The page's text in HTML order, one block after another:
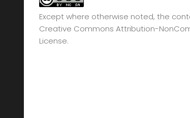
Except where otherwise noted, the
Creative Commons Attribution-
License.